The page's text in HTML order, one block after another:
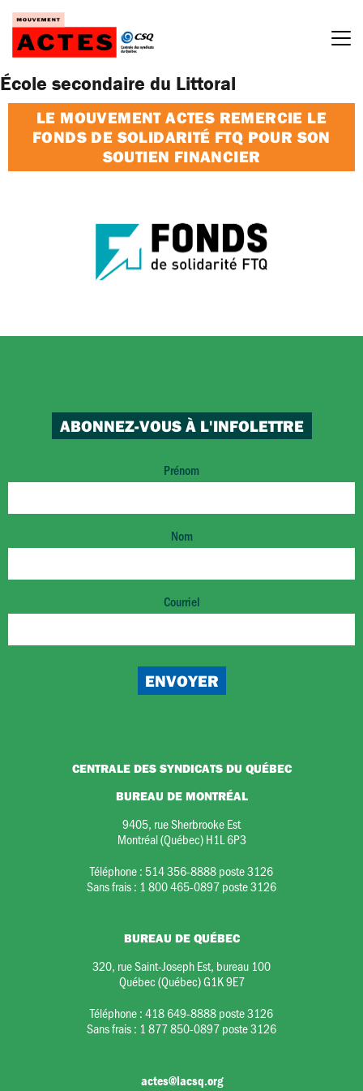
Passer
contenu
École secondaire du Littoral
LE MOUVEMENT ACTES REMERCIE LE
FONDS DE SOLIDARITÉ FTQ POUR SON
SOUTIEN FINANCIER
ABONNEZ-VOUS À L'INFOLETTRE
Prénom
Nom
Courriel
CENTRALE DES SYNDICATS DU QUÉBEC
BUREAU DE MONTRÉAL
9405, rue Sherbrooke Est
Montréal (Québec) H1L 6P3
Téléphone : 514 356-8888 poste 3126
Sans frais : 1 800 465-0897 poste 3126
BUREAU DE QUÉBEC
320, rue Saint-Joseph Est, bureau 100
Québec (Québec) G1K 9E7
Téléphone :418 649-8888 poste 3126
Sans frais : 1 877 850-0897 poste 3126
actes@lacsq.org